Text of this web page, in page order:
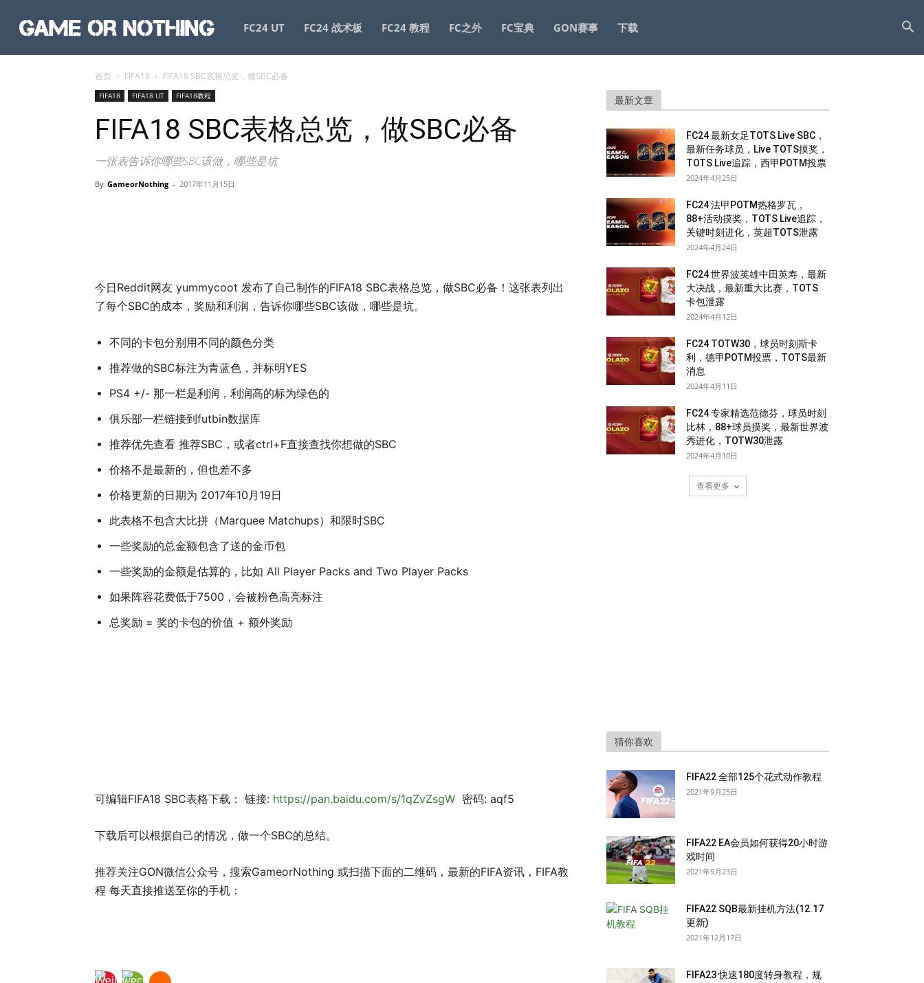
GameorNothing
FC24 UT FC24 战术板 FC24 教程 FC之外 FC宝典 GON赛事 下载
首页 FIFA18 FIFA18 SBC表格总览，做SBC必备
FIFA18 FIFA18 UT FIFA18教程
FIFA18 SBC表格总览，做SBC必备
一张表告诉你哪些SBC该做，哪些是坑
By GameorNothing - 2017年11月15日
今日Reddit网友 yummycoot 发布了自己制作的FIFA18 SBC表格总览，做SBC必备！这张表列出
了每个SBC的成本，奖励和利润，告诉你哪些SBC该做，哪些是坑。
不同的卡包分别用不同的颜色分类
推荐做的SBC标注为青蓝色，并标明YES
PS4 +/- 那一栏是利润，利润高的标为绿色的
俱乐部一栏链接到futbin数据库
推荐优先查看 推荐SBC，或者ctrl+F直接查找你想做的SBC
价格不是最新的，但也差不多
价格更新的日期为 2017年10月19日
此表格不包含大比拼（Marquee Matchups）和限时SBC
一些奖励的总金额包含了送的金币包
一些奖励的金额是估算的，比如 All Player Packs and Two Player Packs
如果阵容花费低于7500，会被粉色高亮标注
总奖励 = 奖的卡包的价值 + 额外奖励
可编辑FIFA18 SBC表格下载： 链接: https://pan.baidu.com/s/1qZvZsgW 密码: aqf5
下载后可以根据自己的情况，做一个SBC的总结。
推荐关注GON微信公众号，搜索GameorNothing 或扫描下面的二维码，最新的FIFA资讯，FIFA教
程 每天直接推送至你的手机：
最新文章
FC24 最新女足TOTS Live SBC，
最新任务球员，Live TOTS摸奖，
TOTS Live追踪，西甲POTM投票
2024年4月25日
FC24 法甲POTM热格罗瓦，
88+活动摸奖，TOTS Live追踪，
关键时刻进化，英超TOTS泄露
2024年4月24日
FC24 世界波英雄中田英寿，最新
大决战，最新重大比赛，TOTS
卡包泄露
2024年4月12日
FC24 TOTW30，球员时刻斯卡
利，德甲POTM投票，TOTS最新
消息
2024年4月11日
FC24 专家精选范德芬，球员时刻
比林，88+球员摸奖，最新世界波
秀进化，TOTW30泄露
2024年4月10日
查看更多
猜你喜欢
FIFA22 全部125个花式动作教程
2021年9月25日
FIFA22 EA会员如何获得20小时游
戏时间
2021年9月23日
FIFA22 SQB最新挂机方法(12.17
更新)
2021年12月17日
FIFA23 快速180度转身教程，规